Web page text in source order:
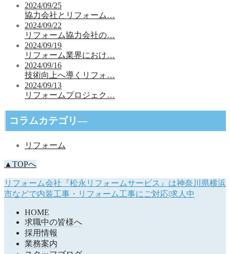
2024/09/25
協力会社とリフォーム…
2024/09/22
リフォーム協力会社の…
2024/09/19
リフォーム業界におけ…
2024/09/16
技術向上へ導くリフォ…
2024/09/13
リフォームプロジェク…
コラムカテゴリ―
リフォーム
▲TOPへ
リフォーム会社『松永リフォームサービス』は神奈川県横浜
市などで内装工事・リフォーム工事にご対応|求人中
HOME
求職中の皆様へ
採用情報
業務案内